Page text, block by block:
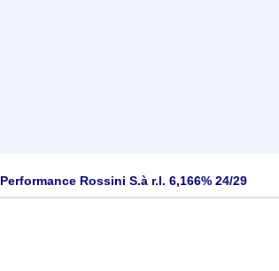
Performance Rossini S.à r.l. 6,166% 24/29